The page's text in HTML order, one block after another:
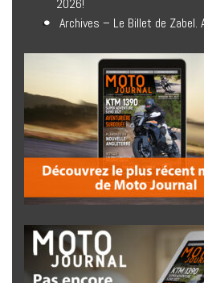
2026!
Archives – Le Billet de